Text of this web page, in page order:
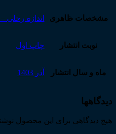
مشخصات ظاهری اندازه رحلی
نوبت انتشار چاپ اول
ماه و سال انتشار آذر 1403
دیدگاهها
هیچ دیدگاهی برای این محصول